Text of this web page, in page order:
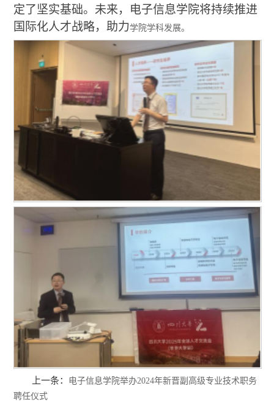
定了坚实基础。未来，电子信息学院将持续推进
国际化人才战略，助力学院学科发展。
上一条： 电子信息学院举办2024年新晋副高级专业技术职务
聘任仪式